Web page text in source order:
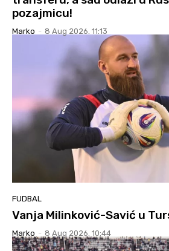
pozajmicu!
Marko - 8 Aug 2026. 11:13
FUDBAL
Vanja Milinković-Savić u
Marko - 8 Aug 2026. 10:44